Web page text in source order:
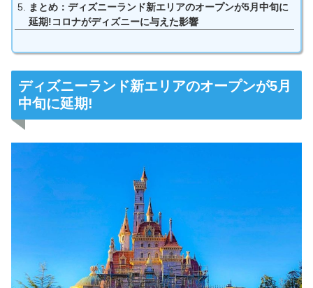
まとめ：ディズニーランド新エリアのオープンが5月中旬に
延期!コロナがディズニーに与えた影響
ディズニーランド新エリアのオープンが5月
中旬に延期!